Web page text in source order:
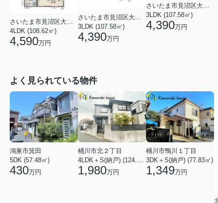
4LDK (108.62㎡)
4,590万円
3LDK (107.58㎡)
4,390万円
3LDK (107.58㎡)
4,390万円
よく見られている物件
鴻巣市箕田
5DK (57.48㎡)
430万円
桶川市北２丁目
1,980万円
桶川市鴨川１丁目
3DK＋S(納戸) (77.83㎡)
1,349万円